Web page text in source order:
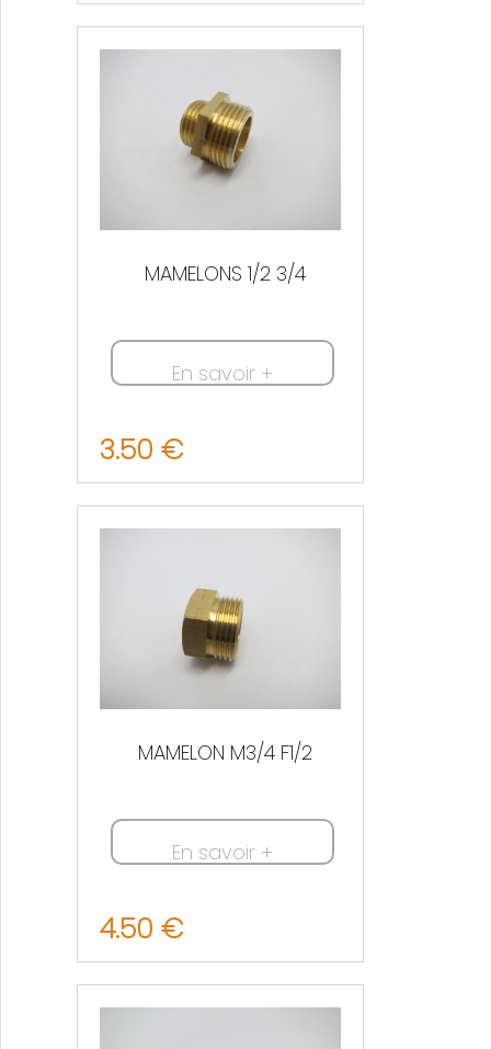
MAMELONS 1/2 3/4
En savoir +
3.50 €
Nous contacter
MAMELON M3/4 F1/2
En savoir +
4.50 €
Nous contacter